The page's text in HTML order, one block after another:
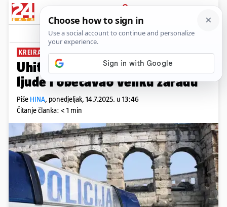
PRIJAVA
News Komentari
KREIRAO LAŽNE STRANICE
Uhitili Filipinca u Istri: Varao je
ljude i obećavao veliku zaradu
Piše HINA, ponedjeljak, 14.7.2025. u 13:46
Čitanje članka: < 1 min